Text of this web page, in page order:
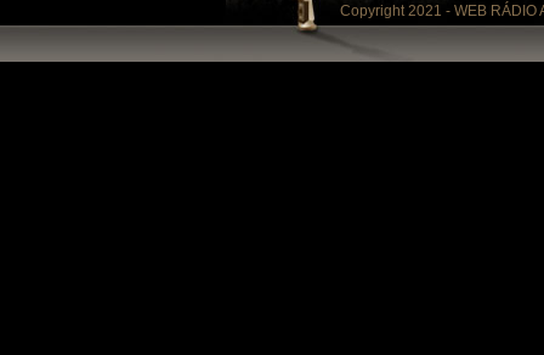
Copyright 2021 - WEB RÁDIO